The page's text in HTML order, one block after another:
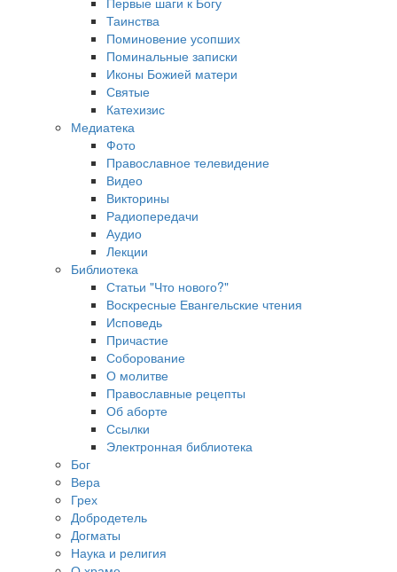
Таинства
Поминовение усопших
Поминальные записки
Иконы Божией матери
Святые
Катехизис
Медиатека
Фото
Православное телевидение
Видео
Викторины
Радиопередачи
Аудио
Лекции
Библиотека
Статьи "Что нового?"
Воскресные Евангельские чтения
Исповедь
Причастие
Соборование
О молитве
Православные рецепты
Об аборте
Ссылки
Электронная библиотека
Бог
Вера
Грех
Добродетель
Догматы
Наука и религия